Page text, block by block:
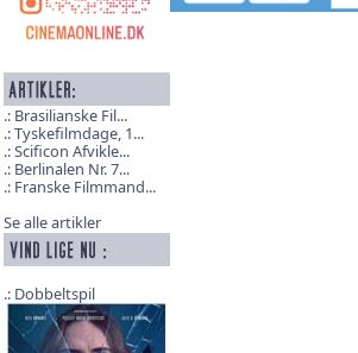
Brasilianske Fil...
Tyskefilmdage, 1...
Scificon Afvikle...
Berlinalen Nr. 7...
Franske Filmmand...
Se alle artikler
Dobbeltspil